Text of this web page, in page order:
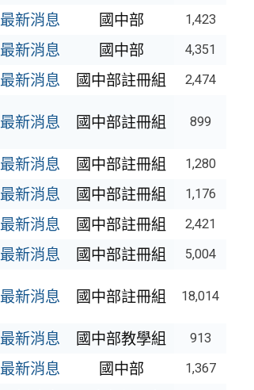
最新消息 國中部 1,423
最新消息 國中部 4,351
最新消息 國中部註冊組 2,474
最新消息 國中部註冊組 899
最新消息 國中部註冊組 1,280
最新消息 國中部註冊組 1,176
最新消息 國中部註冊組 2,421
最新消息 國中部註冊組 5,004
最新消息 國中部註冊組 18,014
最新消息 國中部教學組 913
最新消息 國中部 1,367